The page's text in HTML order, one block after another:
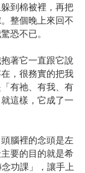
到棉被裡，再把
整個晚上來回不
恐不已。
著它一直跟它說
，很務實的把我
有祂、有我、有
這樣，它成了一
腦裡的念頭是左
要的目的就是希
功課」，讓手上